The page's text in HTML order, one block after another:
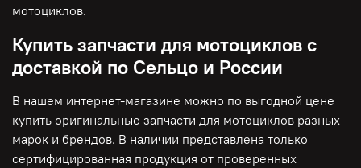
мотоциклов.
Купить запчасти для мотоциклов с
доставкой по Сельцо и России
В нашем интернет-магазине можно по выгодной цене
купить оригинальные запчасти для мотоциклов разных
марок и брендов. В наличии представлена только
сертифицированная продукция от проверенных